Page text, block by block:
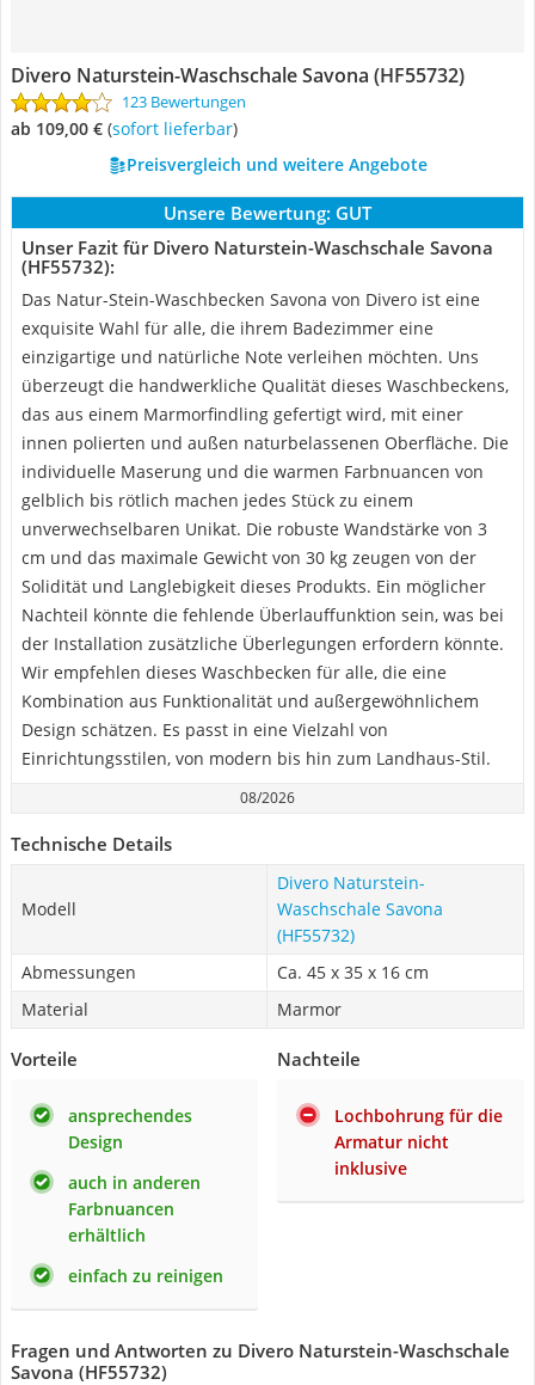
Divero Naturstein-Waschschale Savona (HF55732)
123 Bewertungen
ab 109,00 € ( Sofort lieferbar)
Preisvergleich und weitere Angebote
Unsere Bewertung: GUT
Unser Fazit für Divero Naturstein-Waschschale Savona
(HF55732):
Das Natur-Stein-Waschbecken Savona von Divero ist eine
exquisite Wahl für alle, die ihrem Badezimmer eine
einzigartige und natürliche Note verleihen möchten. Uns
überzeugt die handwerkliche Qualität dieses Waschbeckens,
das aus einem Marmorfindling gefertigt wird, mit einer
innen polierten und außen naturbelassenen Oberfläche. Die
individuelle Maserung und die warmen Farbnuancen von
gelblich bis rötlich machen jedes Stück zu einem
unverwechselbaren Unikat. Die robuste Wandstärke von 3
cm und das maximale Gewicht von 30 kg zeugen von der
Solidität und Langlebigkeit dieses Produkts. Ein möglicher
Nachteil könnte die fehlende Überlauffunktion sein, was bei
der Installation zusätzliche Überlegungen erfordern könnte.
Wir empfehlen dieses Waschbecken für alle, die eine
Kombination aus Funktionalität und außergewöhnlichem
Design schätzen. Es passt in eine Vielzahl von
Einrichtungsstilen, von modern bis hin zum Landhaus-Stil.
08/2026
Technische Details
Modell
Divero Naturstein-
Waschschale Savona
(HF55732)
Abmessungen
Ca. 45 x 35 x 16 cm
Material
Marmor
Vorteile
ansprechendes
Design
auch in anderen
Farbnuancen
erhältlich
einfach zu reinigen
Nachteile
Lochbohrung für die
Armatur nicht
inklusive
Fragen und Antworten zu Divero Naturstein-Waschschale
Savona (HF55732)